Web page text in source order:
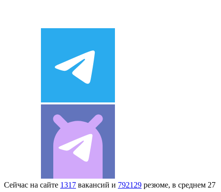
Сейчас на сайте 1317 вакансий и 792129 резюме, в среднем 27